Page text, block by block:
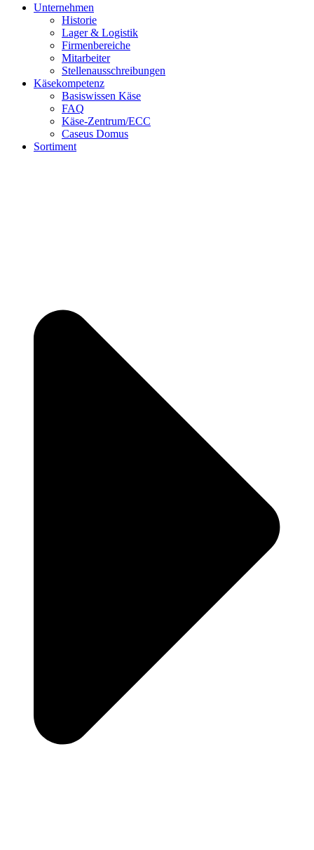
Unternehmen
Historie
Lager & Logistik
Firmenbereiche
Mitarbeiter
Stellenausschreibungen
Käsekompetenz
Basiswissen Käse
FAQ
Käse-Zentrum/ECC
Caseus Domus
Sortiment